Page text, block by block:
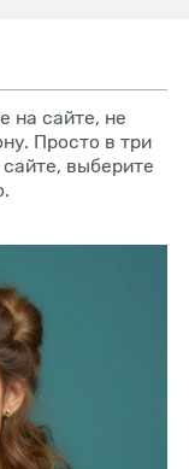
на сайте, не
Просто в три
выберите